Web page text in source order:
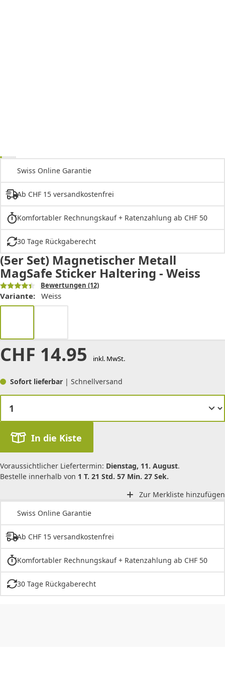
Swiss Online Garantie
Ab CHF 15 versandkostenfrei
Komfortabler Rechnungskauf + Ratenzahlung ab CHF 50
30 Tage Rückgaberecht
(5er Set) Magnetischer Metall
MagSafe Sticker Haltering - Weiss
Bewertungen (12)
Variante: Weiss
CHF 14.95 inkl. MwSt.
Sofort lieferbar | Schnellversand
In die Kiste
Voraussichtlicher Liefertermin: Dienstag, 11. August.
Bestelle innerhalb von 1 T. 21 Std. 57 Min. 27 Sek.
Zur Merkliste hinzufügen
Swiss Online Garantie
Ab CHF 15 versandkostenfrei
Komfortabler Rechnungskauf + Ratenzahlung ab CHF 50
30 Tage Rückgaberecht